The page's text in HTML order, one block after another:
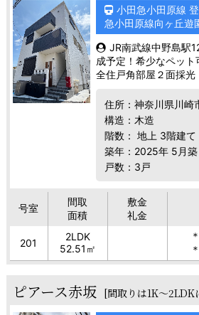
小田急小田原線
急小田原線向ヶ丘遊
JR南武線中野島駅
成予定！希少なペット
全住戸角部屋２面採光
住所：神奈川県川崎
構造：木造
階数： 地上 3階建て
築年：2025年 5月築
戸数：3戸
号室
間取
面積
敷金
礼金
201
2LDK
52.51㎡
ピアース赤坂 [間取りは1K～2LDK